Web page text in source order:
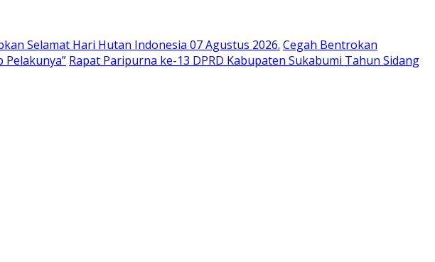
Selamat Hari Hutan Indonesia 07 Agustus 2026. Cegah Bentrokan
Pelakunya” Rapat Paripurna ke-13 DPRD Kabupaten Sukabumi Tahun Sidang